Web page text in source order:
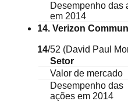
Desempenho das
em 2014
14. Verizon
14/52 (David Paul
Setor
Valor de mercado
Desempenho das
ações em 2014